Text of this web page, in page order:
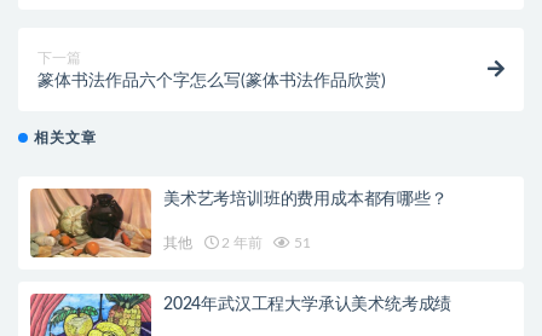
下一篇
篆体书法作品六个字怎么写(篆体书法作品欣赏)
相关文章
美术艺考培训班的费用成本都有哪些？
其他 2 年前 51
2024年武汉工程大学承认美术统考成绩